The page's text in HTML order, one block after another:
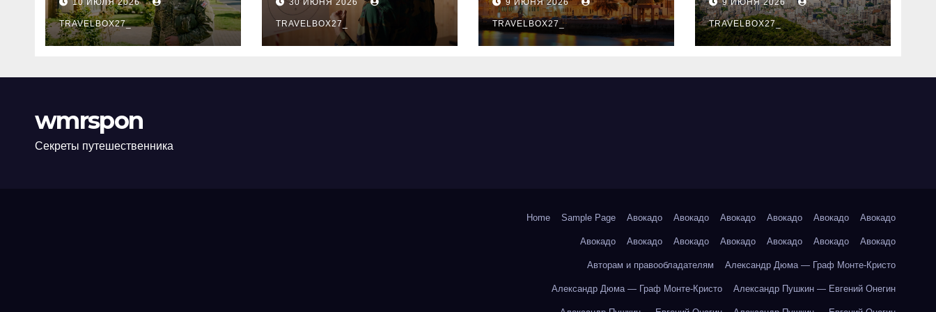
программе НИС и
перечень
аккредитованных
10 ИЮЛЯ 2026
TRAVELBOX27_
новый уровень
праздника и
командного духа
30 ИЮНЯ 2026
TRAVELBOX27_
9 ИЮНЯ 2026
TRAVELBOX27_
знали
9 ИЮНЯ 2026
TRAVELBOX27_
wmrspon
Секреты путешественника
Home Sample Page Авокадо Авокадо Авокадо Авокадо Авокадо Авокадо
Авокадо Авокадо Авокадо Авокадо Авокадо Авокадо Авокадо
Авторам и правообладателям Александр Дюма — Граф Монте-Кристо
Александр Дюма — Граф Монте-Кристо Александр Пушкин — Евгений Онегин